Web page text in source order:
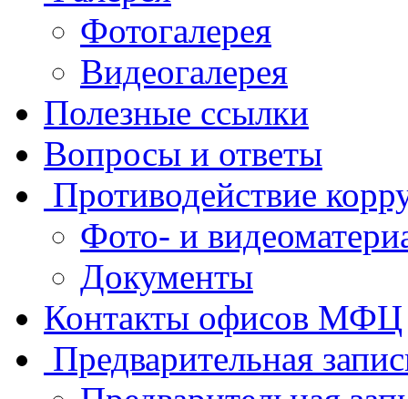
Фотогалерея
Видеогалерея
Полезные ссылки
Вопросы и ответы
Противодействие
Фото- и
Документы
Контакты офисов МФЦ
Предварительная